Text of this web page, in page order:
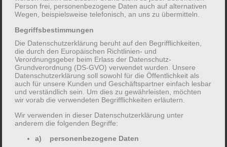
Dies sind insbesondere:
ErzieherInnen
KinderpflegerInnen (nur in der Krippe)
Sozialpädagogen
Und andere nach §25 anerkannte Fachkräfte
Hauswirtschaftskräfte unterstützen uns bei
Person frei, personenbezogene Daten auch auf alternativen
Wegen, beispielsweise telefonisch, an uns zu übermitteln.
Begriffsbestimmungen
Die Datenschutzerklärung beruht auf den Begrifflichkeiten,
die durch den Europäischen Richtlinien- und
Verordnungsgeber beim Erlass der Datenschutz-
Grundverordnung (DS-GVO) verwendet wurden. Unsere
Datenschutzerklärung soll sowohl für die Öffentlichkeit als
auch für unsere Kunden und Geschäftspartner einfach lesbar
und verständlich sein. Um dies zu gewährleisten, möchten
wir vorab die verwendeten Begrifflichkeiten erläutern.
Wir verwenden in dieser Datenschutzerklärung unter
anderem die folgenden Begriffe:
a) personenbezogene Daten